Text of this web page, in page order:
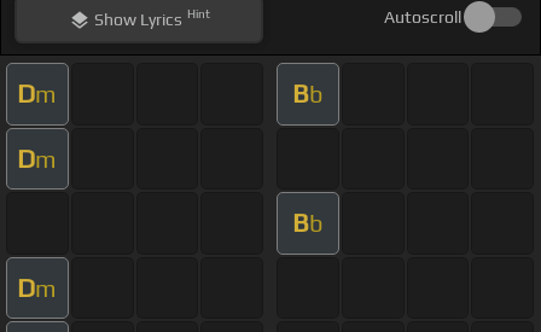
ShowLyrics Hint Autoscroll
Dm Bb
Dm
Bb
Dm